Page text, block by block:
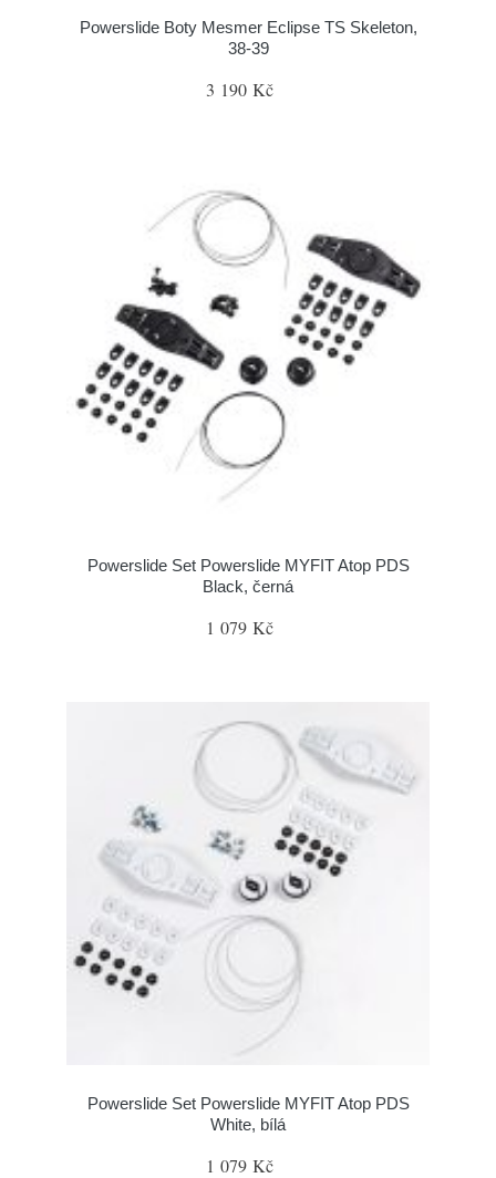
Powerslide Boty Mesmer Eclipse TS Skeleton,
38-39
3 190 Kč
Powerslide Set Powerslide MYFIT Atop PDS
Black, černá
1 079 Kč
Powerslide Set Powerslide MYFIT Atop PDS
White, bílá
1 079 Kč